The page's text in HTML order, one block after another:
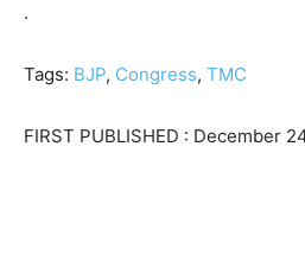
.
Tags: BJP, Congress, TMC
FIRST PUBLISHED : December